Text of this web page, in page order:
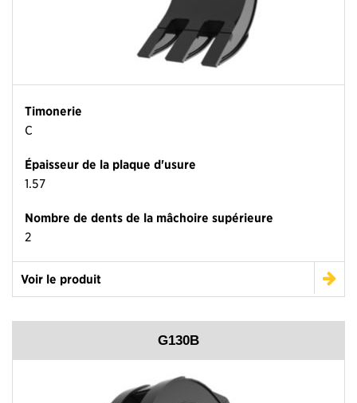
Timonerie
C
Épaisseur de la plaque d'usure
1.57
Nombre de dents de la mâchoire supérieure
2
Voir le produit
G130B